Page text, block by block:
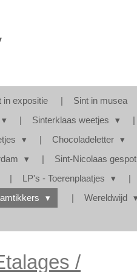
in expositie
Sint in musea
Sinterklaas weetjes
Chocoladeletter
Sint-Nicolaas gespot
LP's - Toerenplaatjes
Wereldwijd
/